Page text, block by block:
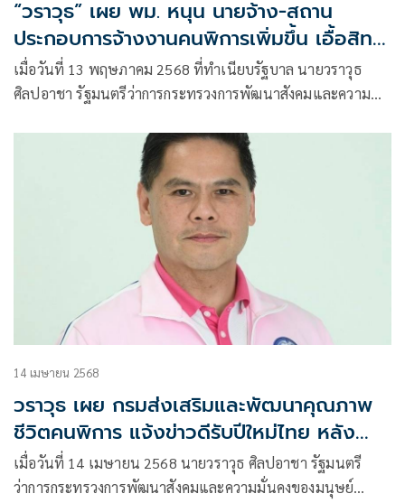
“วราวุธ” เผย พม. หนุน นายจ้าง-สถาน
ประกอบการจ้างงานคนพิการเพิ่มขึ้น เอื้อสิทธิ
ประโยชน์ลดหย่อนภาษี 2-3 เท่า
เมื่อวันที่ 13 พฤษภาคม 2568 ที่ทำเนียบรัฐบาล นายวราวุธ
ศิลปอาชา รัฐมนตรีว่าการกระทรวงการพัฒนาสังคมและความ
เสริมและพัฒนาคุณภาพชีวิตคนพิการ (พก.) ได้ผลักดันการมีงาน
14 เมษายน 2568
วราวุธ เผย กรมส่งเสริมและพัฒนาคุณภาพ
ชีวิตคนพิการ แจ้งข่าวดีรับปีใหม่ไทย หลัง
ราชกิจจานุเบกษา ประกาศ ปรับเพิ่มค่า
ตอบแทน ให้ผู้ช่วยคนพิการ แนะ อบรม
เมื่อวันที่ 14 เมษายน 2568 นายวราวุธ ศิลปอาชา รัฐมนตรี
ว่าการกระทรวงการพัฒนาสังคมและความมั่นคงของมนุษย์